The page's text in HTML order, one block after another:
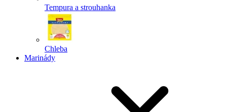
Tempura a strouhanka
Chleba
Marinády